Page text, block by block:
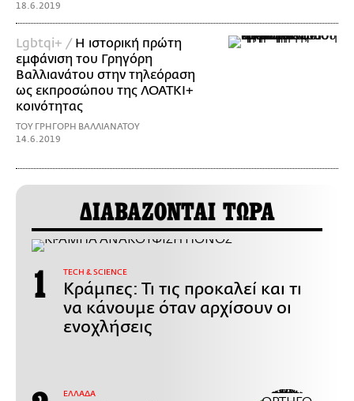
18.6.2019
Lgbtqi+ / Η ιστορική πρώτη
εμφάνιση του Γρηγόρη
Βαλλιανάτου στην τηλεόραση
ως εκπροσώπου της ΛΟΑΤΚΙ+
κοινότητας
ΤΟΥ ΓΡΗΓΟΡΗ ΒΑΛΛΙΑΝΑΤΟΥ
14.6.2019
ΔΙΑΒΑΖΟΝΤΑΙ ΤΩΡΑ
ΤECH & SCIENCE
Κράμπες: Τι τις προκαλεί και τι
να κάνουμε όταν αρχίσουν οι
ενοχλήσεις
ΕΛΛΑΔΑ